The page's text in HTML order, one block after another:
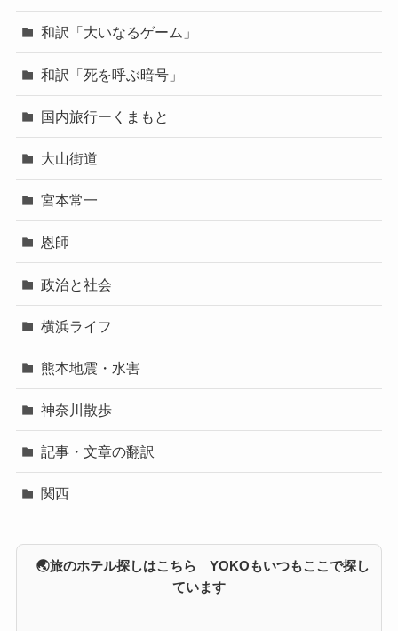
和訳「大いなるゲーム」
和訳「死を呼ぶ暗号」
国内旅行ーくまもと
大山街道
宮本常一
恩師
政治と社会
横浜ライフ
熊本地震・水害
神奈川散歩
記事・文章の翻訳
関西
🌏旅のホテル探しはこちら YOKOもいつもここで探し
ています